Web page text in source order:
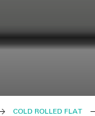
COLD ROLLED FLAT